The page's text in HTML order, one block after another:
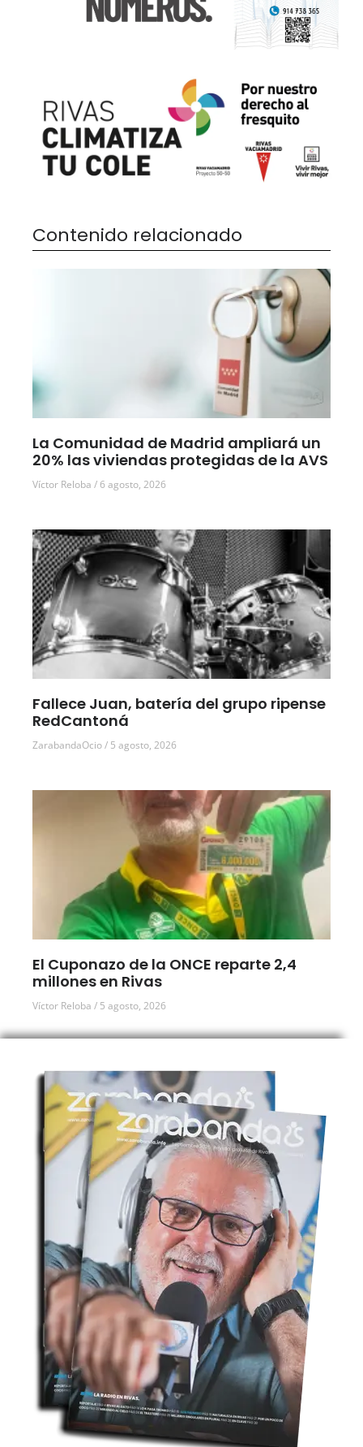
Contenido relacionado
La Comunidad de Madrid ampliará un
20% las viviendas protegidas de la AVS
Víctor Reloba 6 agosto, 2026
Fallece Juan, batería del grupo ripense
RedCantoná
ZarabandaOcio 5 agosto, 2026
El Cuponazo de la ONCE reparte 2,4
millones en Rivas
Víctor Reloba 5 agosto, 2026